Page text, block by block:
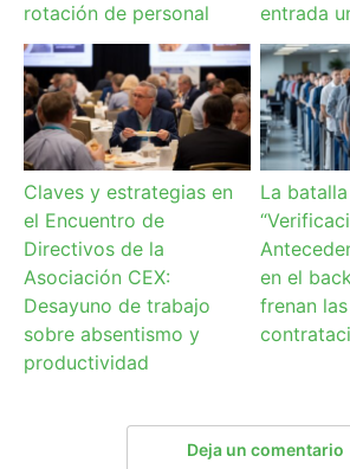
rotación de personal
entrada
Claves y estrategias en
el Encuentro de
Directivos de la
Asociación CEX:
Desayuno de trabajo
sobre absentismo y
productividad
La
en el
frenan las
Deja un comentario